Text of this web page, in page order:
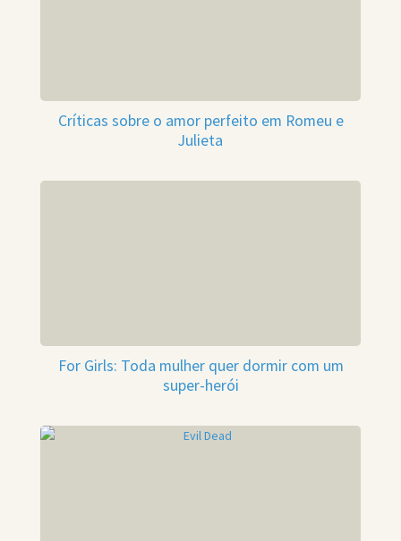
Críticas sobre o amor perfeito em Romeu e
Julieta
For Girls: Toda mulher quer dormir com um
super-herói